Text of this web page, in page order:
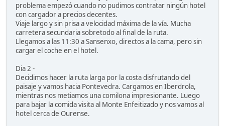
problema empezó cuando no pudimos contratar ningún hotel
con cargador a precios decentes.
Viaje largo y sin prisa a velocidad máxima de la vía. Mucha
carretera secundaria sobretodo al final de la ruta.
Llegamos a las 11:30 a Sansenxo, directos a la cama, pero sin
cargar el coche en el hotel.
Dia 2 -
Decidimos hacer la ruta larga por la costa disfrutando del
paisaje y vamos hacia Pontevedra. Cargamos en Iberdrola,
mientras nos metiamos una comilona impresionante. Luego
para bajar la comida visita al Monte Enfeitizado y nos vamos al
hotel cerca de Ourense.